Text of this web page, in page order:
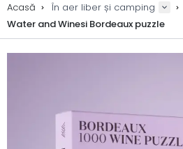
Acasă În aer liber și camping
Water and Winesi Bordeaux puzzle
Căutare